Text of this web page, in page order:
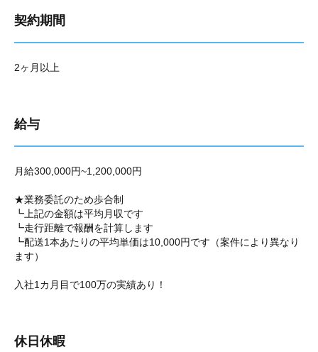
契約期間
2ヶ月以上
給与
月給300,000円~1,200,000円
★業務委託のため歩合制
┗上記の金額は平均月収です
┗走行距離で報酬を計算します
┗配送1本あたりの平均単価は10,000円です（案件により異なり
ます）
入社1カ月目で100万の実績あり！
休日休暇